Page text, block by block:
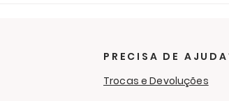
PRECISA DE
Trocas e Devoluções